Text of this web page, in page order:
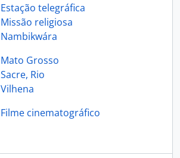
Estação telegráfica
Missão religiosa
Nambikwára
Mato Grosso
Sacre, Rio
Vilhena
Filme cinematográfico